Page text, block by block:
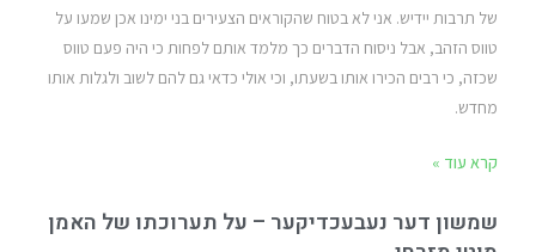
של תרבות יידיש. אני לא בטוח שהקוראים הצעירים בני ימינו אכן שמעו על
טווס הזהב, אבל ניסוח הדברים כך מלמד אותם לפחות כי היה פעם טווס
שכזה, כי רבים הכירו אותו בשעתו, וכי אולי כדאי גם להם לשוב ולגלות אותו
מחדש.
קרא עוד »
שמשון דער נעבעכדיקער – על תערוכתו של האמן